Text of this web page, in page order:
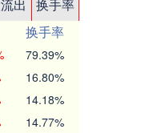
出
换手率
换手率
79.39%
16.80%
14.18%
14.77%